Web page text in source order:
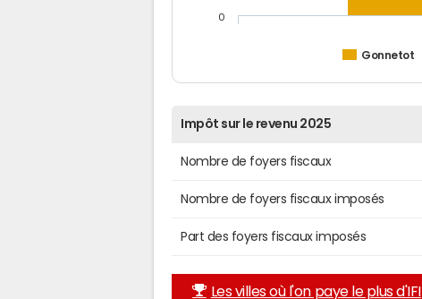
Gonnetot
0
Impôt sur le revenu 2025
Nombre de foyers fiscaux
Nombre de foyers fiscaux imposés
Part des foyers fiscaux imposés
Les villes où l'on paye le plus d'IFI